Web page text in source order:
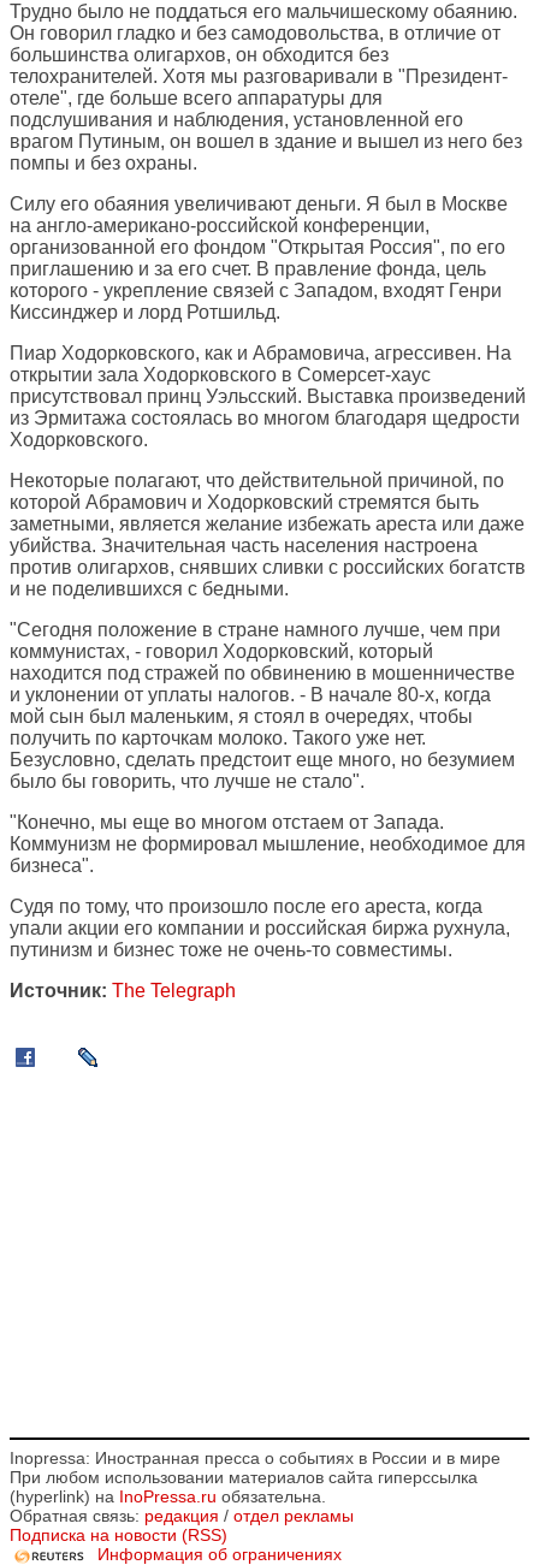
Трудно было не поддаться его мальчишескому обаянию.
Он говорил гладко и без самодовольства, в отличие от
большинства олигархов, он обходится без
телохранителей. Хотя мы разговаривали в "Президент-
отеле", где больше всего аппаратуры для
подслушивания и наблюдения, установленной его
врагом Путиным, он вошел в здание и вышел из него без
помпы и без охраны.
Силу его обаяния увеличивают деньги. Я был в Москве
на англо-американо-российской конференции,
организованной его фондом "Открытая Россия", по его
приглашению и за его счет. В правление фонда, цель
которого - укрепление связей с Западом, входят Генри
Киссинджер и лорд Ротшильд.
Пиар Ходорковского, как и Абрамовича, агрессивен. На
открытии зала Ходорковского в Сомерсет-хаус
присутствовал принц Уэльсский. Выставка произведений
из Эрмитажа состоялась во многом благодаря щедрости
Ходорковского.
Некоторые полагают, что действительной причиной, по
которой Абрамович и Ходорковский стремятся быть
заметными, является желание избежать ареста или даже
убийства. Значительная часть населения настроена
против олигархов, снявших сливки с российских богатств
и не поделившихся с бедными.
"Сегодня положение в стране намного лучше, чем при
коммунистах, - говорил Ходорковский, который
находится под стражей по обвинению в мошенничестве
и уклонении от уплаты налогов. - В начале 80-х, когда
мой сын был маленьким, я стоял в очередях, чтобы
получить по карточкам молоко. Такого уже нет.
Безусловно, сделать предстоит еще много, но безумием
было бы говорить, что лучше не стало".
"Конечно, мы еще во многом отстаем от Запада.
Коммунизм не формировал мышление, необходимое для
бизнеса".
Судя по тому, что произошло после его ареста, когда
упали акции его компании и российская биржа рухнула,
путинизм и бизнес тоже не очень-то совместимы.
Источник: The Telegraph
Inopressa: Иностранная пресса о событиях в России и в мире
При любом использовании материалов сайта гиперссылка
(hyperlink) на InoPressa.ru обязательна.
Обратная связь: редакция / отдел рекламы
Подписка на новости (RSS)
Информация об ограничениях